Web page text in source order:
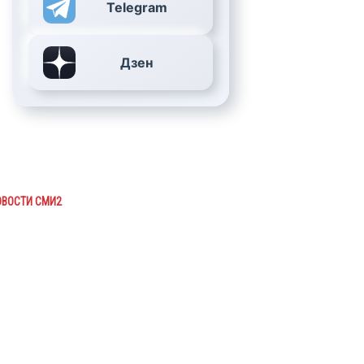
Telegram
Дзен
СМИ2